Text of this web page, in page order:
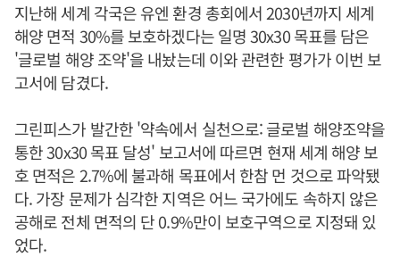
지난해 세계 각국은 유엔 환경 총회에서 2030년까지 세계
해양 면적 30%를 보호하겠다는 일명 30x30 목표를 담은
'글로벌 해양 조약'을 내놨는데 이와 관련한 평가가 이번 보
고서에 담겼다.
그린피스가 발간한 '약속에서 실천으로: 글로벌 해양조약을
통한 30x30 목표 달성' 보고서에 따르면 현재 세계 해양 보
호 면적은 2.7%에 불과해 목표에서 한참 먼 것으로 파악됐
다. 가장 문제가 심각한 지역은 어느 국가에도 속하지 않은
공해로 전체 면적의 단 0.9%만이 보호구역으로 지정돼 있
었다.